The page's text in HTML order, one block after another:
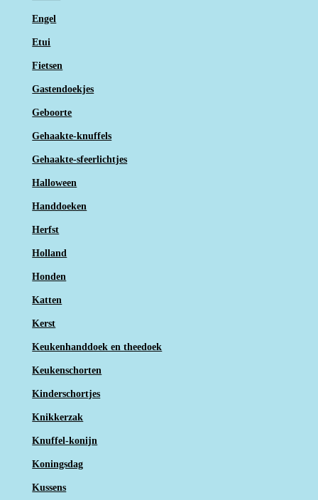
Engel
Etui
Fietsen
Gastendoekjes
Geboorte
Gehaakte-knuffels
Gehaakte-sfeerlichtjes
Halloween
Handdoeken
Herfst
Holland
Honden
Katten
Kerst
Keukenhanddoek en theedoek
Keukenschorten
Kinderschortjes
Knikkerzak
Knuffel-konijn
Koningsdag
Kussens